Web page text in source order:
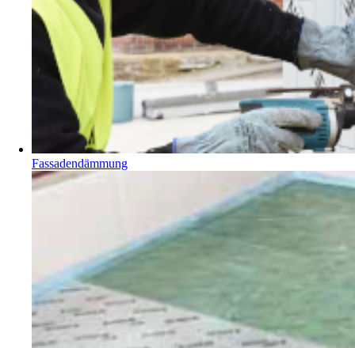
Fassadendämmung